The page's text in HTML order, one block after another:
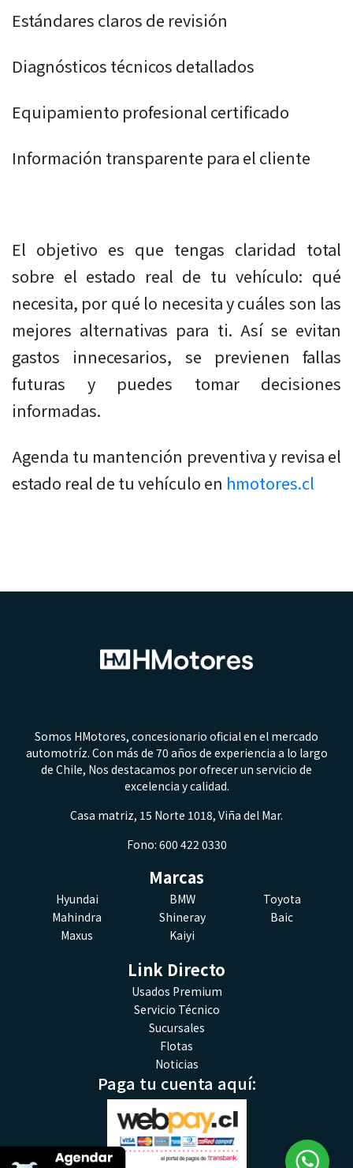
Estándares claros de revisión
Diagnósticos técnicos detallados
Equipamiento profesional certificado
Información transparente para el cliente
El objetivo es que tengas claridad total
sobre el estado real de tu vehículo: qué
necesita, por qué lo necesita y cuáles son las
mejores alternativas para ti. Así se evitan
gastos innecesarios, se previenen fallas
futuras y puedes tomar decisiones
informadas.
Agenda tu mantención preventiva y revisa el
estado real de tu vehículo en hmotores.cl
Somos HMotores, concesionario oficial en el mercado
automotríz. Con más de 70 años de experiencia a lo largo
de Chile, Nos destacamos por ofrecer un servicio de
excelencia y calidad.
Casa matriz, 15 Norte 1018, Viña del Mar.
Fono: 600 422 0330
Marcas
Hyundai BMW
Toyota
Mahindra
Shineray
Baic
Maxus
Kaiyi
Link Directo
Usados Premium
Servicio Técnico
Sucursales
Flotas
Noticias
Paga tu cuenta aquí: